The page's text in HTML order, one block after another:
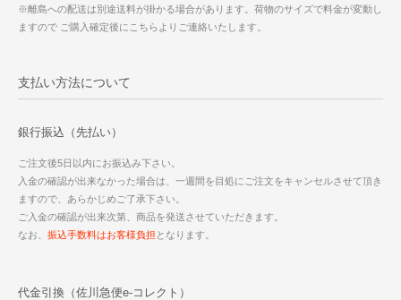
※離島への配送は別途送料が掛かる場合があります。荷物のサイズで料金が変動し
ますので ご購入確定後にこちらよりご連絡いたします。
支払い方法について
銀行振込（先払い）
ご注文後5日以内にお振込み下さい。
入金の確認が出来なかった場合は、一週間を目処にご注文をキャンセルさせて頂き
ますので、あらかじめご了承下さい。
ご入金の確認が出来次第、商品を発送させていただきます。
なお、 振込手数料はお客様負担 となります。
代金引換（佐川急便e-コレクト）